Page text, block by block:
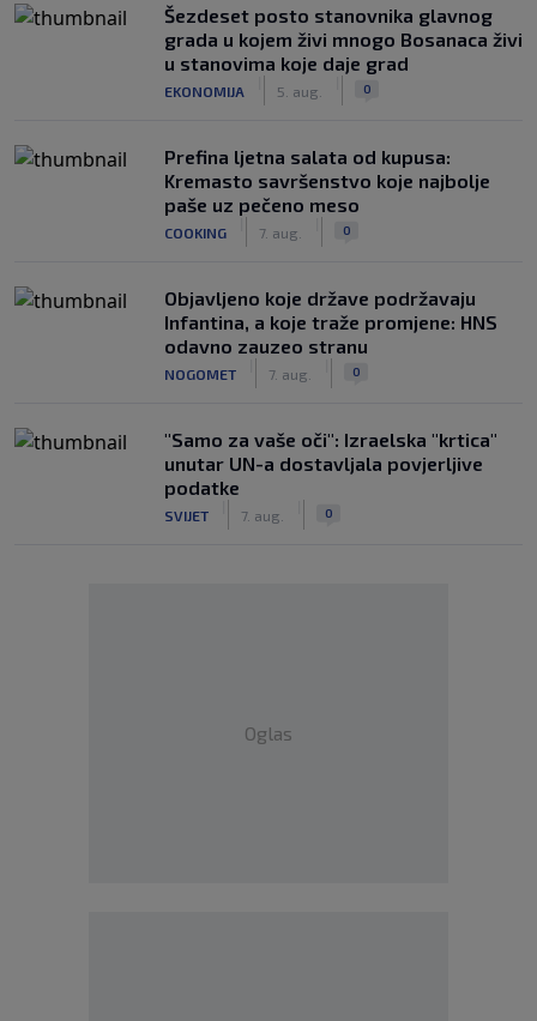
Šezdeset posto stanovnika glavnog
grada u kojem živi mnogo Bosanaca živi
u stanovima koje daje grad
EKONOMIJA 5. aug. 0
Prefina ljetna salata od kupusa:
Kremasto savršenstvo koje najbolje
paše uz pečeno meso
COOKING 7. aug. 0
Objavljeno koje države podržavaju
Infantina, a koje traže promjene: HNS
odavno zauzeo stranu
NOGOMET 7. aug. 0
"Samo za vaše oči": Izraelska "krtica"
unutar UN-a dostavljala povjerljive
podatke
SVIJET 7. aug. 0
Oglas